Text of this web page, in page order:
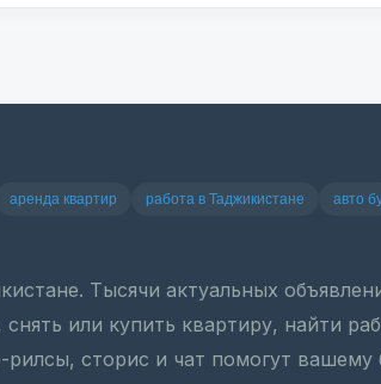
аренда квартир работа в Таджикистане авто
Тысячи актуальных
или купить квартиру, найти
сторис и чат помогут вашему